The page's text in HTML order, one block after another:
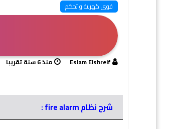
قوى كهربية و تحكم
Eslam Elshreif منذ 6 سنة تقريبا
شرح نظام fire alarm :